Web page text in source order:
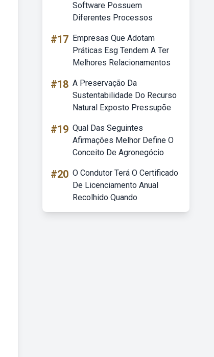
Software Possuem
Diferentes Processos
#17 Empresas Que Adotam
Práticas Esg Tendem A Ter
Melhores Relacionamentos
#18 A Preservação Da
Sustentabilidade Do Recurso
Natural Exposto Pressupõe
#19 Qual Das Seguintes
Afirmações Melhor Define O
Conceito De Agronegócio
#20 O Condutor Terá O Certificado
De Licenciamento Anual
Recolhido Quando